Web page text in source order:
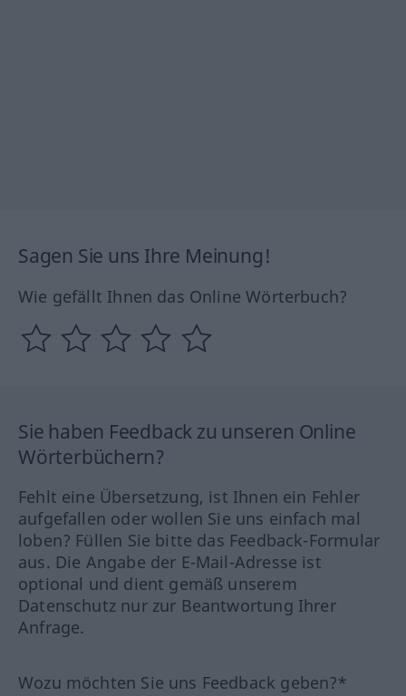
Sagen Sie uns Ihre Meinung!
Wie gefällt Ihnen das Online Wörterbuch?
Sie haben Feedback zu unseren Online
Wörterbüchern?
Fehlt eine Übersetzung, ist Ihnen ein Fehler
aufgefallen oder wollen Sie uns einfach mal
loben? Füllen Sie bitte das Feedback-Formular
aus. Die Angabe der E-Mail-Adresse ist
optional und dient gemäß unserem
Datenschutz nur zur Beantwortung Ihrer
Anfrage.
Wozu möchten Sie uns Feedback geben?*